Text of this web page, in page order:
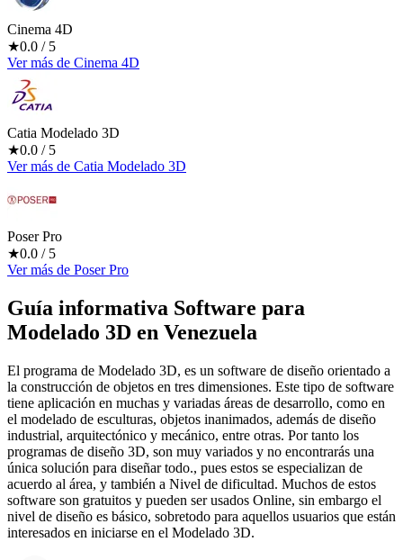
Cinema 4D
★0.0 / 5
Ver más de Cinema 4D
Catia Modelado 3D
★0.0 / 5
Ver más de Catia Modelado 3D
Poser Pro
★0.0 / 5
Ver más de Poser Pro
Guía informativa Software para
Modelado 3D en Venezuela
El programa de Modelado 3D, es un software de diseño orientado a
la construcción de objetos en tres dimensiones. Este tipo de software
tiene aplicación en muchas y variadas áreas de desarrollo, como en
el modelado de esculturas, objetos inanimados, además de diseño
industrial, arquitectónico y mecánico, entre otras. Por tanto los
programas de diseño 3D, son muy variados y no encontrarás una
única solución para diseñar todo., pues estos se especializan de
acuerdo al área, y también a Nivel de dificultad. Muchos de estos
software son gratuitos y pueden ser usados Online, sin embargo el
nivel de diseño es básico, sobretodo para aquellos usuarios que están
interesados en iniciarse en el Modelado 3D.